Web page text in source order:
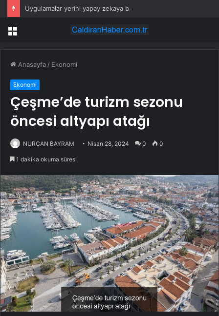
Uygulamalar yerini yapay zekaya bırakıyor
Menü
Anasayfa / Ekonomi
Ekonomi
Çeşme’de turizm sezonu
öncesi altyapı atağı
NURCAN BAYRAM Nisan 28, 2024 0 0
1 dakika okuma süresi